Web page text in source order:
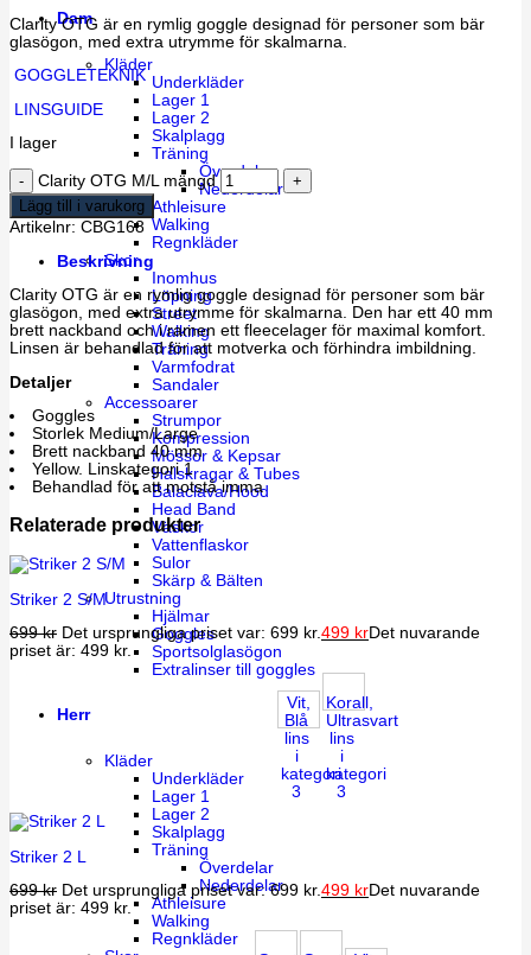
Dam
Kläder
Underkläder
Lager 1
Lager 2
Skalplagg
Träning
Överdelar
Nederdelar
Athleisure
Walking
Regnkläder
Skor
Inomhus
Löpning
Street
Walking
Träning
Varmfodrat
Sandaler
Accessoarer
Strumpor
Kompression
Mössor & Kepsar
Halskragar & Tubes
Balaclava/Hood
Head Band
Väskor
Vattenflaskor
Sulor
Skärp & Bälten
Utrustning
Hjälmar
Goggles
Sportsolglasögon
Extralinser till goggles
Herr
Kläder
Underkläder
Lager 1
Lager 2
Skalplagg
Träning
Överdelar
Nederdelar
Athleisure
Walking
Regnkläder
Clarity OTG är en rymlig goggle designad för personer som bär
glasögon, med extra utrymme för skalmarna.
GOGGLETEKNIK
LINSGUIDE
I lager
Clarity OTG M/L mängd
Lägg till i varukorg
Artikelnr: CBG168
Beskrivning
Clarity OTG är en rymlig goggle designad för personer som bär
glasögon, med extra utrymme för skalmarna. Den har ett 40 mm
brett nackband och i ramen ett fleecelager för maximal komfort.
Linsen är behandlad för att motverka och förhindra imbildning.
Detaljer
Goggles
Storlek Medium/Large
Brett nackband 40 mm
Yellow. Linskategori 1
Behandlad för att motstå imma
Relaterade produkter
Striker 2 S/M
699kr Det ursprungliga priset var: 699 kr.499 krDet nuvarande
priset är: 499 kr.
Vit,
Blå
lins
i
kategori
3
Korall,
Ultrasvart
lins
i
kategori
3
Striker 2 L
699kr Det ursprungliga priset var: 699 kr.499 krDet nuvarande
priset är: 499 kr.